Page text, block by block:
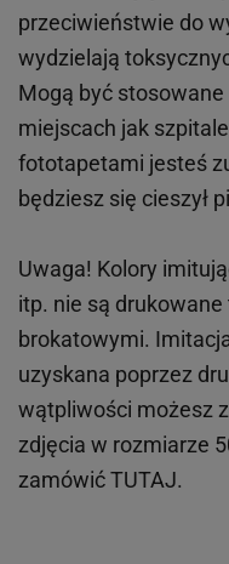
przeciwieństwie do
wydzielają
Mogą być
miejscach jak
fototapetami jesteś
będziesz się cieszył
Uwaga! Kolory
itp. nie są
brokatowymi.
uzyskana poprzez
wątpliwości możesz
zdjęcia w rozmiarze
zamówićTUTAJ.